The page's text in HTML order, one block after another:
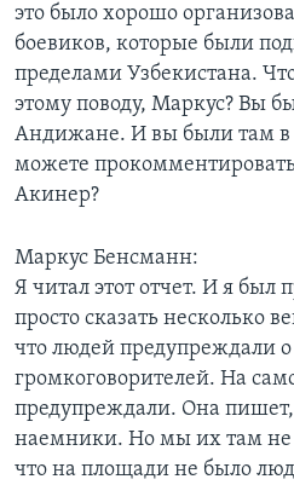
это было хорошо
боевиков, которые были
пределами Узбекистана.
этому поводу, Маркус? Вы
Андижане. И вы были там
можете
Акинер?
Маркус Бенсманн:
Я читал этот отчет. И я был
просто сказать несколько
что людей предупреждали
громкоговорителей. На
предупреждали. Она
наемники. Но мы их там не
что на площади не было